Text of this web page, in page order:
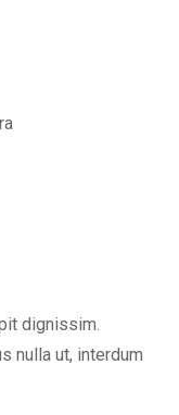
dignissim.
nulla ut, interdum